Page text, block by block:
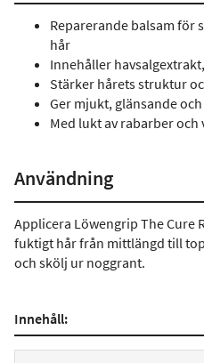
Reparerande balsam för
hår
Innehåller
Stärker hårets struktur
Ger mjukt, glänsande
Med lukt av rabarber och
Användning
Applicera Löwengrip The Cure
fuktigt hår från mittlängd till
och skölj ur noggrant.
Innehåll: